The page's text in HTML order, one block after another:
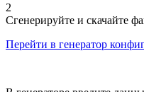
2
Сгенерируйте и скачайте
Перейти в генератор